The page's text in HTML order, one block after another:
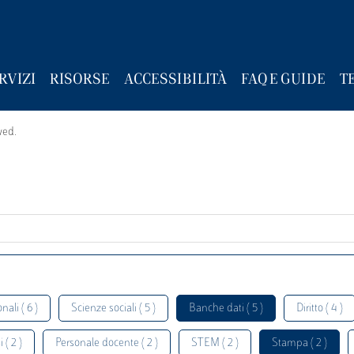
RISORSE ACCESSIBILITÀ FAQ E GUIDE
( 6 ) Scienze sociali ( 5 ) Banche dati ( 5 ) Diritto ( 4 )
( 2 ) Personale docente ( 2 ) STEM ( 2 ) Stampa ( 2 )